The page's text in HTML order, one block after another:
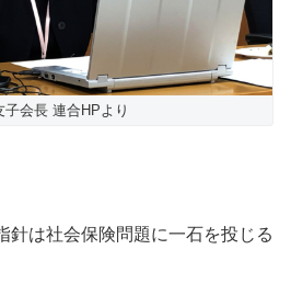
子会長 連合HPより
針は社会保険問題に一石を投じる